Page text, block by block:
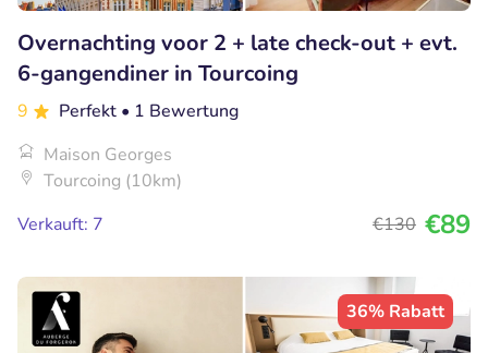
Overnachting voor 2 + late check-out + evt.
6-gangendiner in Tourcoing
9 Perfekt • 1 Bewertung
Maison Georges
Tourcoing (10km)
Verkauft: 7
€130 €89
36% Rabatt